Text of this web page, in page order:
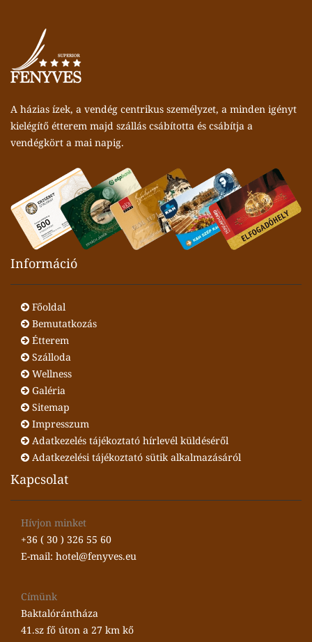
A házias ízek, a vendég centrikus személyzet, a minden igényt
kielégítő étterem majd szállás csábította és csábítja a
vendégkört a mai napig.
Információ
Főoldal
Bemutatkozás
Étterem
Szálloda
Wellness
Galéria
Sitemap
Impresszum
Adatkezelés tájékoztató hírlevél küldéséről
Adatkezelési tájékoztató sütik alkalmazásáról
Kapcsolat
Hívjon minket
+36 ( 30 ) 326 55 60
E-mail: hotel@fenyves.eu
Címünk
Baktalórántháza
41.sz fő úton a 27 km kő